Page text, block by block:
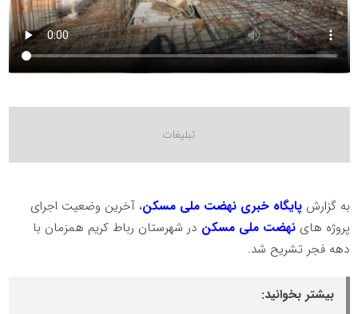
به گزارشپایگاه خبری نهضت ملی مسکن، آخرین وضعیت اجرای
پروژه هاینهضت ملی مسکن در شهرستان رباط کریم همزمان با
دهه فجر تشریح شد.
بیشتر بخوانید: